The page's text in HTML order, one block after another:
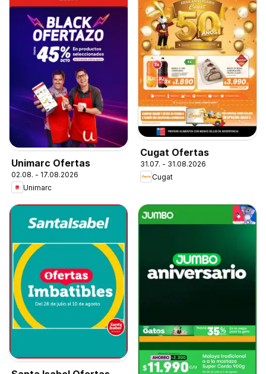
Unimarc Ofertas
02.08. - 17.08.2026
Unimarc
Cugat Ofertas
31.07. - 31.08.2026
Cugat